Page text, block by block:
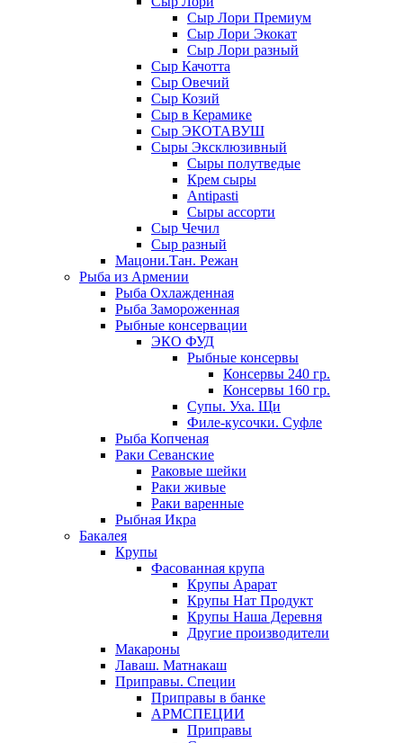
Сыр Лори Премиум
Сыр Лори Экокат
Сыр Лори разный
Сыр Качотта
Сыр Овечий
Сыр Козий
Сыр в Керамике
Сыр ЭКОТАВУШ
Сыры Эксклюзивный
Сыры полутведые
Крем сыры
Antipasti
Сыры ассорти
Сыр Чечил
Сыр разный
Мацони.Тан. Режан
Рыба из Армении
Рыба Охлажденная
Рыба Замороженная
Рыбные консервации
ЭКО ФУД
Рыбные консервы
Консервы 240 гр.
Консервы 160 гр.
Супы. Уха. Щи
Филе-кусочки. Суфле
Рыба Копченая
Раки Севанские
Раковые шейки
Раки живые
Раки варенные
Рыбная Икра
Бакалея
Крупы
Фасованная крупа
Крупы Арарат
Крупы Нат Продукт
Крупы Наша Деревня
Другие производители
Макароны
Лаваш. Матнакаш
Приправы. Специи
Приправы в банке
АРМСПЕЦИИ
Приправы